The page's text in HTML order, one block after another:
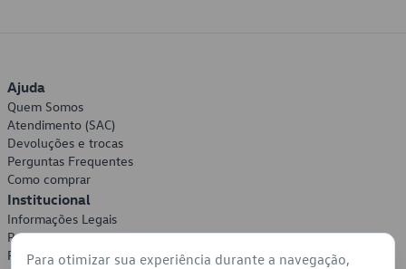
Ajuda
Quem Somos
Atendimento (SAC)
Devoluções e trocas
Perguntas Frequentes
Como comprar
Institucional
Informações Legais
Política de Privacidade
Política de Cookies
Para otimizar sua experiência durante a navegação,